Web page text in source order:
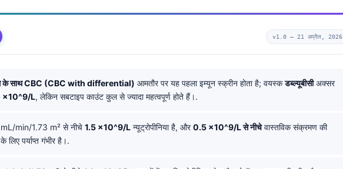
v1.0 — 21 अप्रैल, 2026
के साथ CBC (CBC with differential) आमतौर पर यह पहला इम्यून स्क्रीन होता है; वयस्कडब्ल्यूबीसीअक्सर
×10^9/L, लेकिन सबटाइप काउंट कुल से ज्यादा महत्वपूर्ण होते हैं।.
min/1.73 m² से नीचे 1.5 ×10^9/L न्यूट्रोपीनिया है, और0.5 ×10^9/L से नीचेवास्तविक संक्रमण की
लिए पर्याप्त गंभीर है।.